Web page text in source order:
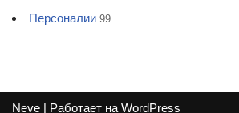
Персоналии 99
Neve | Работает на WordPress